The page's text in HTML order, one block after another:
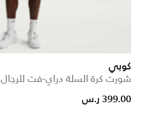
كوبي
شورت كرة السلة دراي-فت للرجال
399.00 ر.س